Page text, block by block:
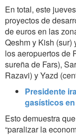
En total, este
proyectos de
de euros en las
Qeshm y Kish
los aeropuertos de
sureña de Fars),
Razavi) y Yazd
Presidente
gasísticos
Esto demuestra
“paralizar la